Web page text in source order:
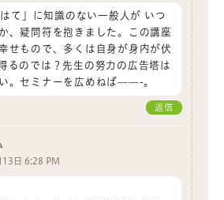
て」に知識のない一般人が いつ
、疑問符を抱きました。この講座
せもので、多くは自身が身内が伏
るのでは？先生の努力の広告塔は
。セミナーを広めねば——-。
返信
13日 6:28 PM